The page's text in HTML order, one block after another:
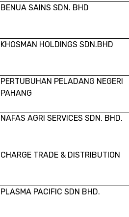
BENUA SAINS SDN. BHD
KHOSMAN HOLDINGS SDN.BHD
PERTUBUHAN PELADANG NEGERI
PAHANG
NAFAS AGRI SERVICES SDN. BHD.
CHARGE TRADE & DISTRIBUTION
PLASMA PACIFIC SDN BHD.